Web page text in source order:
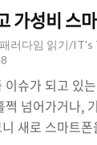
. 사용 후
가성비 스
러다임 읽기/IT's
이슈가 되고 있
쩍 넘어가거나,
새로 스마트